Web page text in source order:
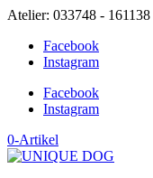
Atelier: 033748 - 161138
Facebook
Instagram
Facebook
Instagram
0-Artikel